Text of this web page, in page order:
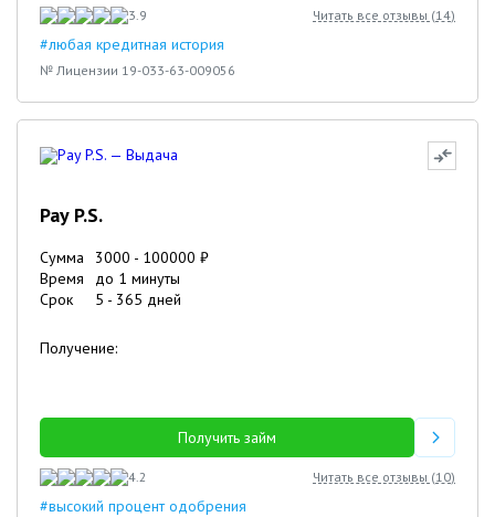
3.9 Читать все отзывы (14)
#любая кредитная история
№ Лицензии 19-033-63-009056
Pay P.S.
Сумма 3000 - 100000 ₽
Время
до 1 минуты
Срок
5 - 365 дней
Получение:
Получить займ
4.2 Читать все отзывы (10)
#высокий процент одобрения